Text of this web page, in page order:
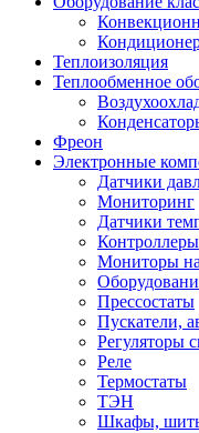
Теплоизоляция
Теплообменное
Фреон
Электронные
Датчики
Мониторинг
Датчики
Контроллеры
Мониторы
Прессостаты
Пускатели,
Регуляторы
Реле
Термостаты
ТЭН
Шкафы,